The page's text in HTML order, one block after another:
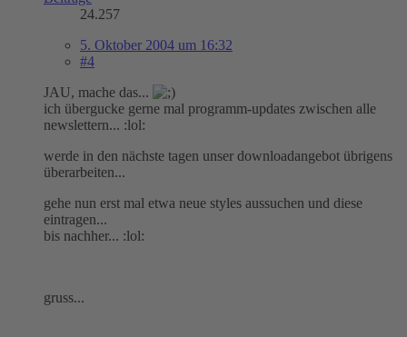
24.257
5. Oktober 2004 um 16:32
#4
JAU, mache das...
ich übergucke gerne mal programm-updates zwischen alle
newslettern... :lol:
werde in den nächste tagen unser downloadangebot übrigens
überarbeiten...
gehe nun erst mal etwa neue styles aussuchen und diese
eintragen...
bis nachher... :lol:
gruss...